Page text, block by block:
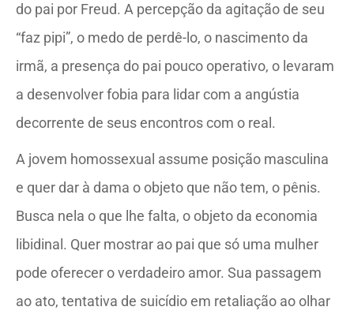
do pai por Freud. A percepção da agitação de seu
“faz pipi”, o medo de perdê-lo, o nascimento da
irmã, a presença do pai pouco operativo, o levaram
a desenvolver fobia para lidar com a angústia
decorrente de seus encontros com o real.
A jovem homossexual assume posição masculina
e quer dar à dama o objeto que não tem, o pênis.
Busca nela o que lhe falta, o objeto da economia
libidinal. Quer mostrar ao pai que só uma mulher
pode oferecer o verdadeiro amor. Sua passagem
ao ato, tentativa de suicídio em retaliação ao olhar